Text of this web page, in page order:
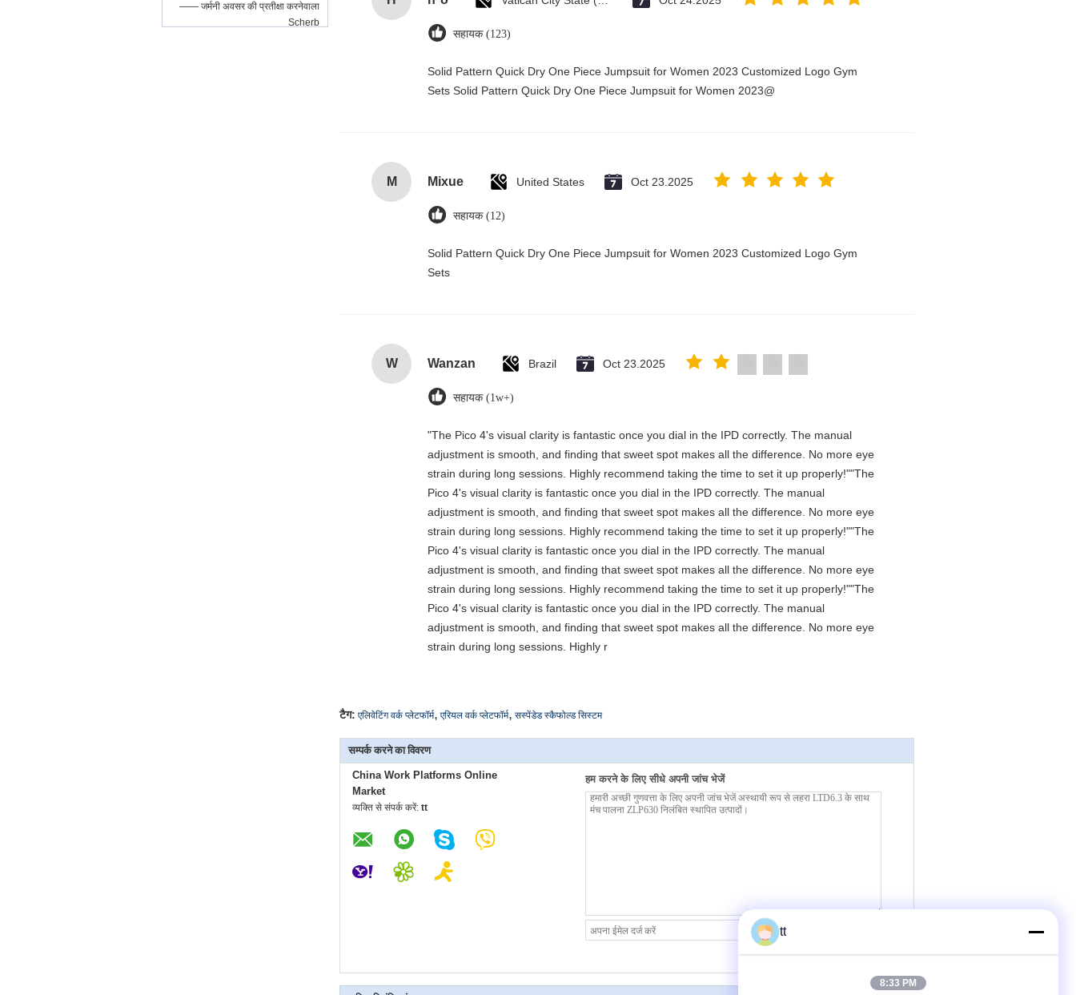
—— जर्मनी अवसर की प्रतीक्षा करनेवाला
Scherb
सहायक (123)
Solid Pattern Quick Dry One Piece Jumpsuit for Women 2023 Customized Logo Gym
Sets Solid Pattern Quick Dry One Piece Jumpsuit for Women 2023@
M Mixue United States Oct 23.2025
सहायक (12)
Solid Pattern Quick Dry One Piece Jumpsuit for Women 2023 Customized Logo Gym
Sets
W Wanzan Brazil Oct 23.2025
सहायक (1w+)
"The Pico 4's visual clarity is fantastic once you dial in the IPD correctly. The manual
adjustment is smooth, and finding that sweet spot makes all the difference. No more eye
strain during long sessions. Highly recommend taking the time to set it up properly!""The
Pico 4's visual clarity is fantastic once you dial in the IPD correctly. The manual
adjustment is smooth, and finding that sweet spot makes all the difference. No more eye
strain during long sessions. Highly recommend taking the time to set it up properly!""The
Pico 4's visual clarity is fantastic once you dial in the IPD correctly. The manual
adjustment is smooth, and finding that sweet spot makes all the difference. No more eye
strain during long sessions. Highly recommend taking the time to set it up properly!""The
Pico 4's visual clarity is fantastic once you dial in the IPD correctly. The manual
adjustment is smooth, and finding that sweet spot makes all the difference. No more eye
strain during long sessions. Highly r
टैग: एलिवेटिंग वर्क प्लेटफॉर्म, एरियल वर्क प्लेटफॉर्म, सस्पेंडेड स्कैफोल्ड सिस्टम
सम्पर्क करने का विवरण
China Work Platforms Online
Market
व्यक्ति से संपर्क करें: tt
हम करने के लिए सीधे अपनी जांच भेजें
tt
8:33 PM